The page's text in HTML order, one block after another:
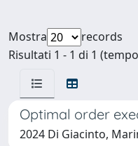
Mostra
records
Risultati 1 - 1 di 1
Optimal order
2024 Di Giacinto,